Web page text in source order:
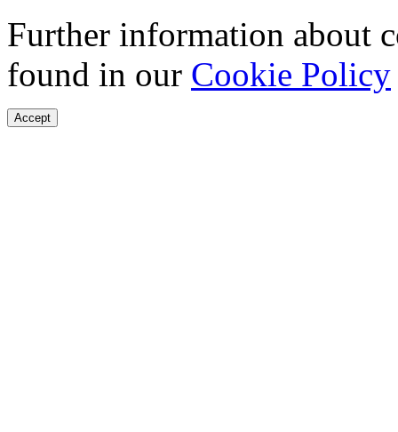
Further information about
found in our Cookie Policy
Accept